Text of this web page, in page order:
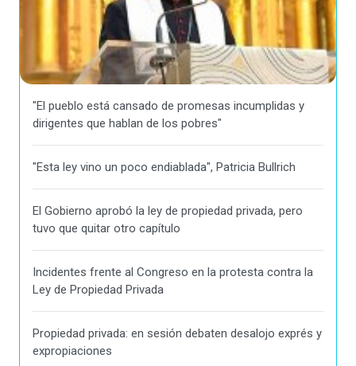
"El pueblo está cansado de promesas incumplidas y
dirigentes que hablan de los pobres"
"Esta ley vino un poco endiablada", Patricia Bullrich
El Gobierno aprobó la ley de propiedad privada, pero
tuvo que quitar otro capítulo
Incidentes frente al Congreso en la protesta contra la
Ley de Propiedad Privada
Propiedad privada: en sesión debaten desalojo exprés y
expropiaciones